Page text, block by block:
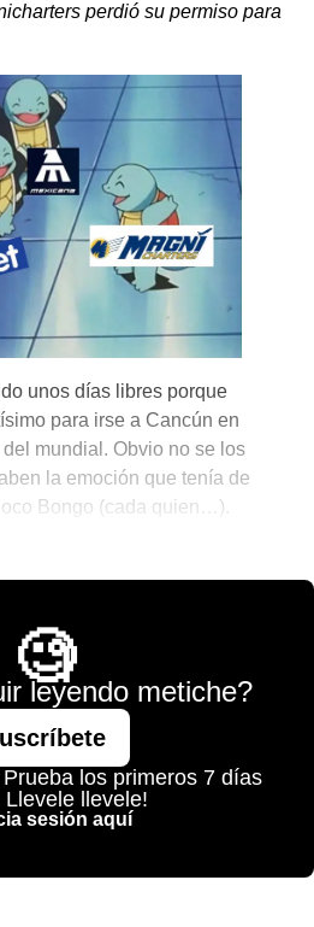
perdió su permiso para
unos días libres porque
para irse a Cancún en
mundial. Obvio no se los
la emoción que tenía de
Bongo (cada quien…).
🧐
leyendo metiche?
los primeros 7 días
Llevele llevele!
sesión aquí